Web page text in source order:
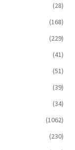
(28)
(168)
(229)
(41)
(51)
(39)
(34)
(1062)
(230)